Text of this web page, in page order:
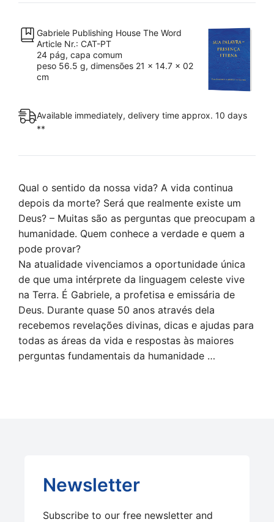
(Livreto)
Gabriele Publishing House The Word
Article Nr.: CAT-PT
24 pág, capa comum
peso 56.5 g, dimensões 21 x 14.7 x 02
cm
Available immediately, delivery time approx. 10 days
**
Qual o sentido da nossa vida? A vida continua
depois da morte? Será que realmente existe um
Deus? – Muitas são as perguntas que preocupam a
humanidade. Quem conhece a verdade e quem a
pode provar?
Na atualidade vivenciamos a oportunidade única
de que uma intérprete da linguagem celeste vive
na Terra. É Gabriele, a profetisa e emissária de
Deus. Durante quase 50 anos através dela
recebemos revelações divinas, dicas e ajudas para
todas as áreas da vida e respostas às maiores
perguntas fundamentais da humanidade …
Newsletter
Subscribe to our free newsletter and